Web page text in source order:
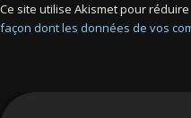
Ce site utilise Akismet pour
façon dont les données de vos